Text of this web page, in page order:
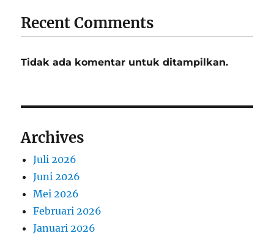
Recent Comments
Tidak ada komentar untuk ditampilkan.
Archives
Juli 2026
Juni 2026
Mei 2026
Februari 2026
Januari 2026